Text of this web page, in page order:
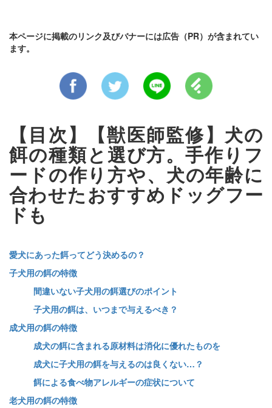
本ページに掲載のリンク及びバナーには広告（PR）が含まれてい
ます。
【目次】【獣医師監修】犬の
餌の種類と選び方。手作りフ
ードの作り方や、犬の年齢に
合わせたおすすめドッグフー
ドも
愛犬にあった餌ってどう決めるの？
子犬用の餌の特徴
間違いない子犬用の餌選びのポイント
子犬用の餌は、いつまで与えるべき？
成犬用の餌の特徴
成犬の餌に含まれる原材料は消化に優れたものを
成犬に子犬用の餌を与えるのは良くない…？
餌による食べ物アレルギーの症状について
老犬用の餌の特徴